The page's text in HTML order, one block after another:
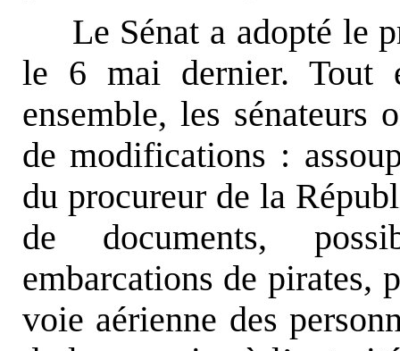
Le Sénat a adopté le
le 6 mai dernier. Tout
ensemble, les sénateurs
de modifications :
du procureur de la
de documents,
embarcations de pirates,
voie aérienne des